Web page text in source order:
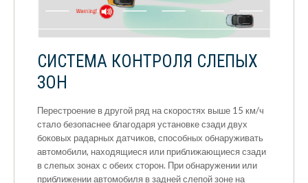
СИСТЕМА КОНТРОЛЯ СЛЕПЫХ
ЗОН
Перестроение в другой ряд на скоростях выше 15 км/ч
стало безопаснее благодаря установке сзади двух
боковых радарных датчиков, способных обнаруживать
автомобили, находящиеся или приближающиеся сзади
в слепых зонах с обеих сторон. При обнаружении или
приближении автомобиля в задней слепой зоне на